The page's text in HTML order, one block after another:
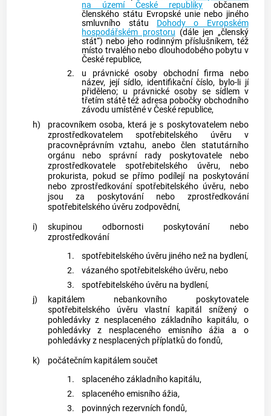
na území České republikyobčanem
členského státu Evropské unie nebo jiného
smluvního státu Dohody o Evropském
hospodářském prostoru (dále jen „členský
stát“) nebo jeho rodinným příslušníkem, též
místo trvalého nebo dlouhodobého pobytu v
České republice,
2.
u právnické osoby obchodní firma nebo
název, její sídlo, identifikační číslo, bylo-li jí
přiděleno; u právnické osoby se sídlem v
třetím státě též adresa pobočky obchodního
závodu umístěné v České republice,
h)
pracovníkemosoba, která je s poskytovatelemnebo
zprostředkovatelem
spotřebitelského úvěru v
pracovněprávním vztahu, anebo člen statutárního
orgánu nebo správní rady poskytovatelenebo
zprostředkovatele
spotřebitelského úvěru, nebo
prokurista, pokud se přímo podílejí na poskytování
nebo zprostředkování spotřebitelského úvěru, nebo
jsou za poskytování nebo zprostředkování
spotřebitelského úvěru zodpovědní,
i)
skupinou odbornosti poskytování nebo
zprostředkování
1.
spotřebitelského úvěru jiného než na bydlení,
2.
vázaného spotřebitelského úvěru, nebo
3.
spotřebitelského úvěru na bydlení,
j)
kapitálem nebankovního poskytovatele
spotřebitelského úvěru vlastní kapitál snížený o
pohledávky z nesplaceného základního kapitálu, o
pohledávky z nesplaceného emisního ážia a o
pohledávky z nesplacených příplatků do fondů,
k)
počátečním kapitálemsoučet
1.
splaceného základního kapitálu,
2.
splaceného emisního ážia,
3.
povinných rezervních fondů,